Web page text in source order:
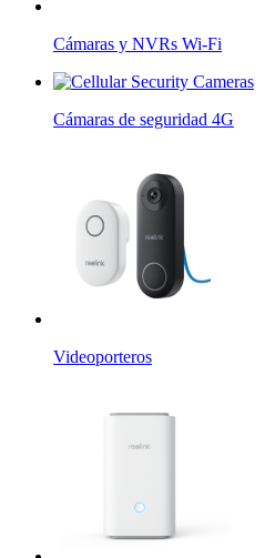
Cámaras y NVRs Wi-Fi
Cámaras de seguridad 4G
Videoporteros